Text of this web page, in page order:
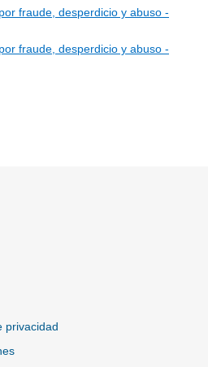
fraude, desperdicio y abuso -
fraude, desperdicio y abuso -
privacidad